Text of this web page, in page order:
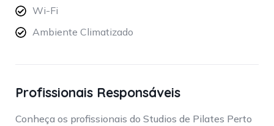
Wi-Fi
Ambiente Climatizado
Profissionais Responsáveis
Conheça os profissionais do Studios de Pilates Perto